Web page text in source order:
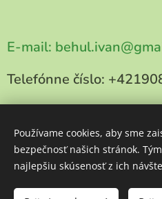
E-mail:
Telefónne číslo:
Copyright 2025kaktusy-
Používame cookies, aby sme
bezpečnosť našich stránok.
najlepšiu skúsenosť z ich